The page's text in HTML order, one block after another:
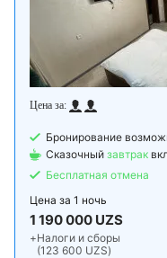
Бронирование
Сказочный завтрак
Бесплатная отмена
Цена за 1 ночь
1 190 000 UZS
+Налоги и сборы
(123 600 UZS)